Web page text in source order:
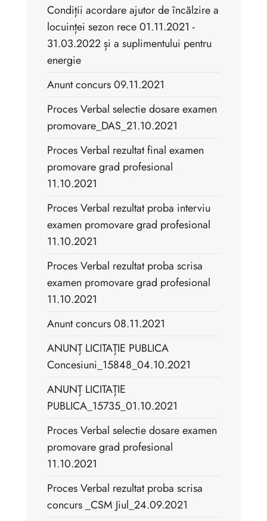
Condiții acordare ajutor de încălzire a
locuinței sezon rece 01.11.2021 -
31.03.2022 și a suplimentului pentru
energie
Anunt concurs 09.11.2021
Proces Verbal selectie dosare examen
promovare_DAS_21.10.2021
Proces Verbal rezultat final examen
promovare grad profesional
11.10.2021
Proces Verbal rezultat proba interviu
examen promovare grad profesional
11.10.2021
Proces Verbal rezultat proba scrisa
examen promovare grad profesional
11.10.2021
Anunt concurs 08.11.2021
ANUNȚ LICITAȚIE PUBLICA
Concesiuni_15848_04.10.2021
ANUNȚ LICITAȚIE
PUBLICA_15735_01.10.2021
Proces Verbal selectie dosare examen
promovare grad profesional
11.10.2021
Proces Verbal rezultat proba scrisa
concurs _CSM Jiul_24.09.2021